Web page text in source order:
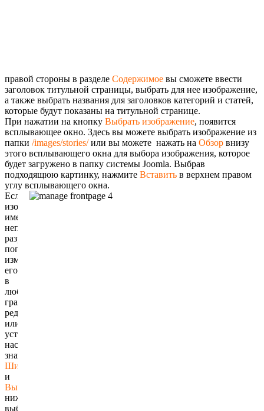
правой стороны в разделе Содержимое вы сможете ввести
заголовок титульной страницы, выбрать для нее изображение,
а также выбрать названия для заголовков категорий и статей,
которые будут показаны на титульной странице.
При нажатии на кнопку Выбрать изображение, появится
всплывающее окно. Здесь вы можете выбрать изображение из
папки /images/stories/или вы можете нажать на Обзор внизу
этого всплывающего окна для выбора изображения, которое
будет загружено в папку системы Joomla. Выбрав
подходящюю картинку, нажмите Вставить в верхнем правом
углу всплывающего окна.
Если
изображение
имеет
неподходящее
разрешение,
попробуйте
изменить
его
в
любом
графическом
редакторе
или
установите
настраиваемые
значения
Ширина
и
Высота
ниже
выбора